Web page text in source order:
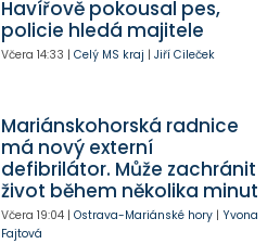
Havířově pokousal pes,
policie hledá majitele
Včera 14:33 | Celý MS kraj | Jiří Cileček
Mariánskohorská radnice
má nový externí
defibrilátor. Může zachránit
život během několika minut
Včera 19:04| Ostrava-Mariánské hory| Yvona
Fajtová